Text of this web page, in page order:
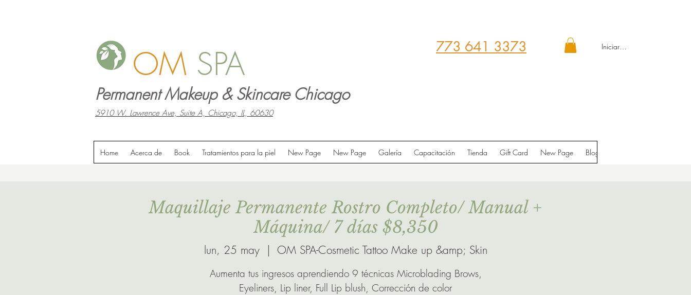
773 641 3373 Iniciar sesión
OM SPA
Permanent Makeup & Skincare Chicago
5910 W. Lawrence Ave, Suite A, Chicago, IL, 60630
Home Acerca de Book Tratamientos para la piel New Page New Page Galería Capacitación Tienda Gift Card New Page Blog
Maquillaje Permanente Rostro Completo/ Manual +
Máquina/ 7 días $8,350
lun, 25 may
  |
OM SPA-Cosmetic Tattoo Make up &amp; Skin
Aumenta tus ingresos aprendiendo 9 técnicas Microblading Brows,
Eyeliners, Lip liner, Full Lip blush, Corrección de color